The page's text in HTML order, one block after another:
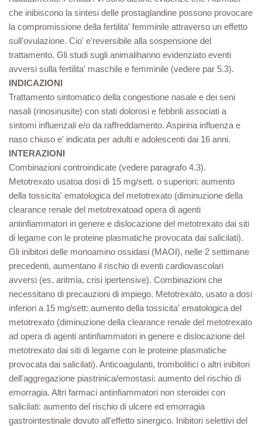
che inibiscono la sintesi delle prostaglandine possono provocare
la compromissione della fertilita' femminile attraverso un effetto
sull'ovulazione. Cio' e'reversibile alla sospensione del
trattamento. Gli studi sugli animalihanno evidenziato eventi
avversi sulla fertilita' maschile e femminile (vedere par 5.3).
INDICAZIONI
Trattamento sintomatico della congestione nasale e dei seni
nasali (rinosinusite) con stati dolorosi e febbrili associati a
sintomi influenzali e/o da raffreddamento. Aspirina influenza e
naso chiuso e' indicata per adulti e adolescenti dai 16 anni.
INTERAZIONI
Combinazioni controindicate (vedere paragrafo 4.3).
Metotrexato usatoa dosi di 15 mg/sett. o superiori: aumento
della tossicita' ematologica del metotrexato (diminuzione della
clearance renale del metotrexatoad opera di agenti
antinfiammatori in genere e dislocazione del metotrexato dai siti
di legame con le proteine plasmatiche provocata dai salicilati).
Gli inibitori delle monoamino ossidasi (MAOI), nelle 2 settimane
precedenti, aumentano il rischio di eventi cardiovascolari
avversi (es. aritmia, crisi ipertensive). Combinazioni che
necessitano di precauzioni di impiego. Metotrexato, usato a dosi
inferiori a 15 mg/sett: aumento della tossicita' ematologica del
metotrexato (diminuzione della clearance renale del metotrexato
ad opera di agenti antinfiammatori in genere e dislocazione del
metotrexato dai siti di legame con le proteine plasmatiche
provocata dai salicilati). Anticoagulanti, trombolitici o altri inibitori
dell'aggregazione piastrinica/emostasi: aumento del rischio di
emorragia. Altri farmaci antinfiammatori non steroidei con
salicilati: aumento del rischio di ulcere ed emorragia
gastrointestinale dovuto all'effetto sinergico. Inibitori selettivi del